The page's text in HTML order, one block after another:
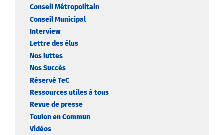
Conseil Métropolitain
Conseil Municipal
Interview
Lettre des élus
Nos luttes
Nos Succès
Réservé TeC
Ressources utiles à tous
Revue de presse
Toulon en Commun
Vidéos